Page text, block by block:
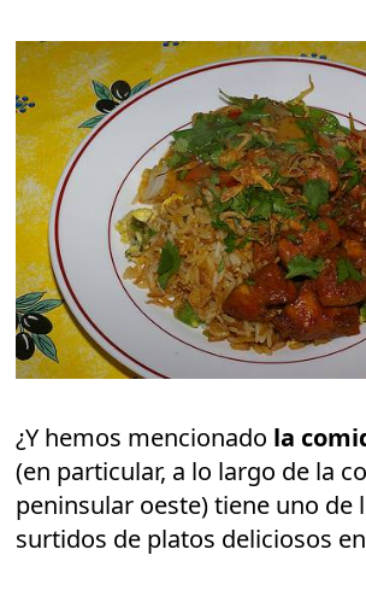
¿Y hemos mencionado la
(en particular, a lo largo de la
peninsular oeste) tiene uno de
surtidos de platos deliciosos